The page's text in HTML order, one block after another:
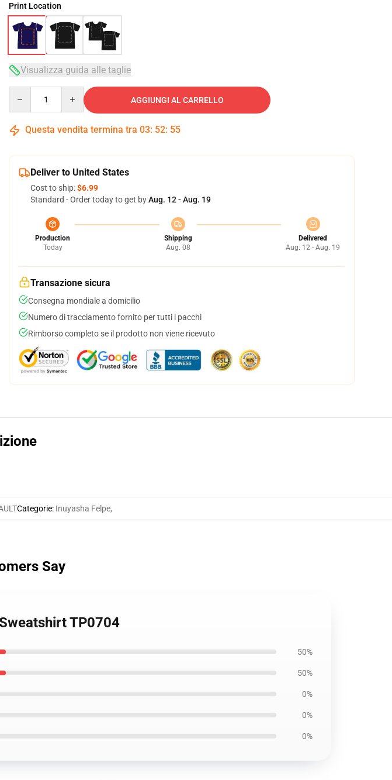
Print Location
Visualizza guida alle taglie
AGGIUNGI AL CARRELLO
Questa vendita termina tra 03: 52: 54
Deliver to United States
Cost to ship:$6.99
Standard - Order today to get byAug. 12 - Aug. 19
Production
Today
Shipping
Aug. 08
Delivered
Aug. 12 - Aug. 19
Transazione sicura
Consegna mondiale a domicilio
Numero di tracciamento fornito per tutti i pacchi
Rimborso completo se il prodotto non viene ricevuto
Categorie: Inuyasha Felpe,
Say
TP0704
50%
50%
0%
0%
0%